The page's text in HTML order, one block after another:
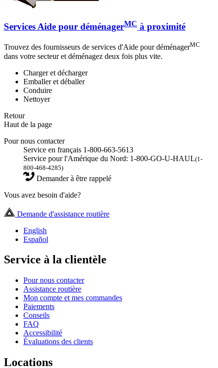
Services Aide pour déménagerMC à proximité
Trouvez des fournisseurs de services d'Aide pour déménagerMC
dans votre secteur et déménagez deux fois plus vite.
Charger et décharger
Emballer et déballer
Conduire
Nettoyer
Retour
Haut de la page
Pour nous contacter
Service en français 1-800-663-5613
Service pour l'Amérique du Nord: 1-800-GO-U-HAUL(1-
800-468-4285)
Demander à être rappelé
Vous avez besoin d'aide?
Demande d'assistance routière
English
Español
Service à la clientèle
Pour nous contacter
Assistance routière
Mon compte et mes commandes
Paiements
Conseils
FAQ
Accessibilité
Évaluations des clients
Locations